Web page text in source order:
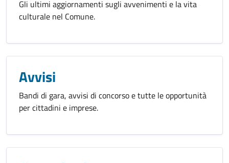
Gli ultimi aggiornamenti sugli avvenimenti e la vita
culturale nel Comune.
Avvisi
Bandi di gara, avvisi di concorso e tutte le opportunità
per cittadini e imprese.